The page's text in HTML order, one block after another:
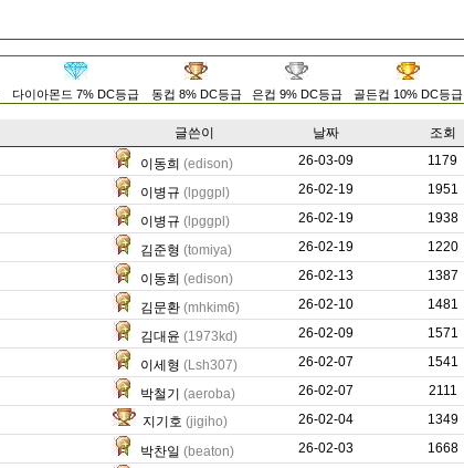
다이아몬드 7% DC등급 동컵 8% DC등급 은컵 9% DC등급 골든컵 10% DC등급
글쓴이 날짜
조회
이동희 (edison) 26-03-09
1179
이병규 (lpggpl) 26-02-19
1951
이병규 (lpggpl) 26-02-19
1938
김준형 (tomiya) 26-02-19
1220
이동희 (edison) 26-02-13
1387
김문환 (mhkim6) 26-02-10
1481
김대윤 (1973kd) 26-02-09
1571
이세형 (Lsh307) 26-02-07
1541
박철기 (aeroba) 26-02-07
2111
지기호 (jigiho) 26-02-04
1349
박찬일 (beaton) 26-02-03
1668